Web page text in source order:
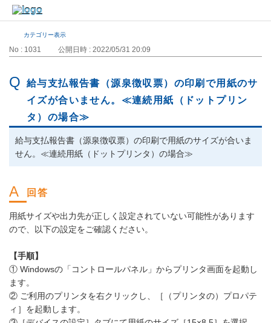
カテゴリー表示
No : 1031 公開日時 : 2022/05/31 20:09
給与支払報告書（源泉徴収票）の印刷で用紙のサ
イズが合いません。≪連続用紙（ドットプリン
タ）の場合≫
給与支払報告書（源泉徴収票）の印刷で用紙のサイズが合いま
せん。≪連続用紙（ドットプリンタ）の場合≫
用紙サイズや出力先が正しく設定されていない可能性があります
ので、以下の設定をご確認ください。
【手順】
① Windowsの「コントロールパネル」からプリンタ画面を起動し
ます。
② ご利用のプリンタを右クリックし、［（プリンタの）プロパテ
ィ］を起動します。